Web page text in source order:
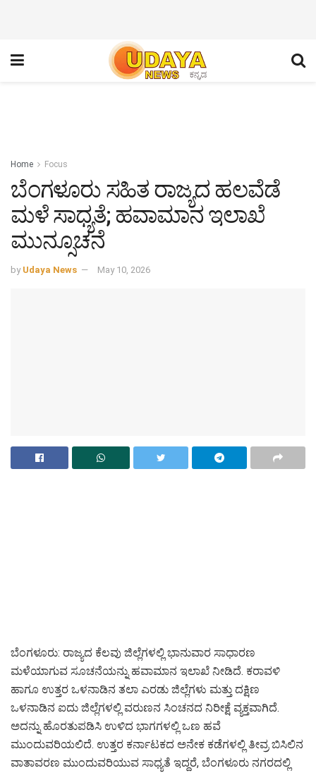
Home Focus
ಬೆಂಗಳೂರು ಸಹಿತ ರಾಜ್ಯದ ಹಲವೆಡೆ
ಮಳೆ ಸಾಧ್ಯತೆ; ಹವಾಮಾನ ಇಲಾಖೆ
ಮುನ್ಸೂಚನೆ
by Udaya News May 10, 2026
ಬೆಂಗಳೂರು: ರಾಜ್ಯದ ಕೆಲವು ಜಿಲ್ಲೆಗಳಲ್ಲಿ ಭಾನುವಾರ ಸಾಧಾರಣ
ಮಳೆಯಾಗುವ ಸೂಚನೆಯನ್ನು ಹವಾಮಾನ ಇಲಾಖೆ ನೀಡಿದೆ. ಕರಾವಳಿ
ಹಾಗೂ ಉತ್ತರ ಒಳನಾಡಿನ ತಲಾ ಎರಡು ಜಿಲ್ಲೆಗಳು ಮತ್ತು ದಕ್ಷಿಣ
ಒಳನಾಡಿನ ಐದು ಜಿಲ್ಲೆಗಳಲ್ಲಿ ವರುಣನ ಸಿಂಚನದ ನಿರೀಕ್ಷೆ ವ್ಯಕ್ತವಾಗಿದೆ.
ಅದನ್ನು ಹೊರತುಪಡಿಸಿ ಉಳಿದ ಭಾಗಗಳಲ್ಲಿ ಒಣ ಹವೆ
ಮುಂದುವರಿಯಲಿದೆ. ಉತ್ತರ ಕರ್ನಾಟಕದ ಅನೇಕ ಕಡೆಗಳಲ್ಲಿ ತೀವ್ರ ಬಿಸಿಲಿನ
ವಾತಾವರಣ ಮುಂದುವರಿಯುವ ಸಾಧ್ಯತೆ ಇದ್ದರೆ, ಬೆಂಗಳೂರು ನಗರದಲ್ಲಿ